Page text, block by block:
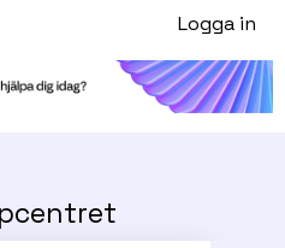
för översättningarLogga in